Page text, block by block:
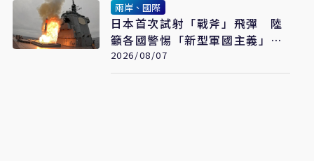
兩岸、國際
日本首次試射「戰斧」飛彈 陸
籲各國警惕「新型軍國主義」發
展
2026/08/07